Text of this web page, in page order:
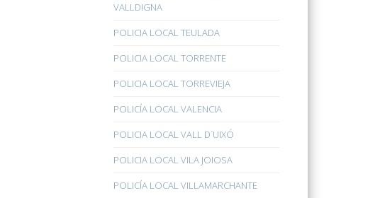
VALLDIGNA
POLICIA LOCAL TEULADA
POLICIA LOCAL TORRENTE
POLICIA LOCAL TORREVIEJA
POLICÍA LOCAL VALENCIA
POLICIA LOCAL VALL D´UIXÓ
POLICIA LOCAL VILA JOIOSA
POLICÍA LOCAL VILLAMARCHANTE